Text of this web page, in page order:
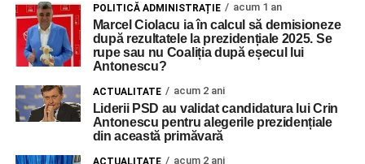
POLITICĂ ADMINISTRAȚIE acum 1 an
Marcel Ciolacu ia în calcul să demisioneze
după rezultatele la prezidențiale 2025. Se
rupe sau nu Coaliția după eșecul lui
Antonescu?
ACTUALITATE acum 2 ani
Liderii PSD au validat candidatura lui Crin
Antonescu pentru alegerile prezidențiale
din această primăvară
ACTUALITATE acum 2 ani